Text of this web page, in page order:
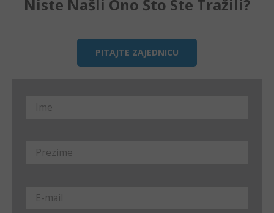
Niste Našli Ono Što Ste Tražili?
PITAJTE ZAJEDNICU